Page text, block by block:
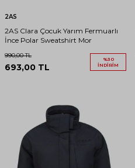
2AS
2AS Clara Çocuk Yarım Fermuarlı
İnce Polar Sweatshirt Mor
990,00TL
693,00 TL
%30
İNDIRIM